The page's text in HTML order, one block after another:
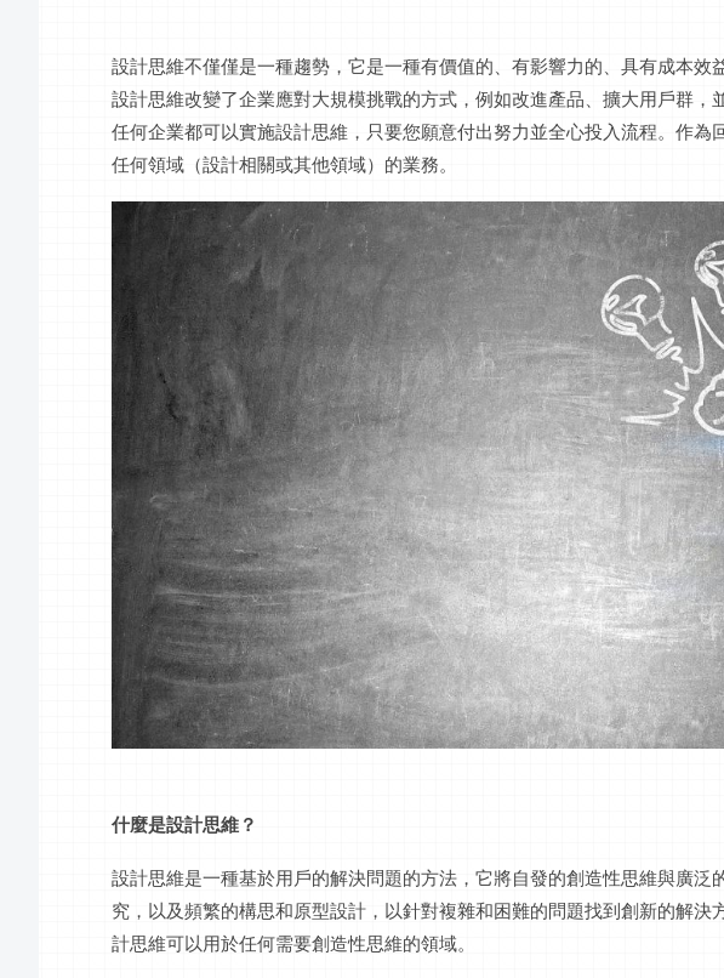
設計思維不僅僅是一種趨勢，它是一種有價值的、有影響力的、具有成本效
設計思維改變了企業應對大規模挑戰的方式，例如改進產品、擴大用戶群，
任何企業都可以實施設計思維，只要您願意付出努力並全心投入流程。作為
任何領域（設計相關或其他領域）的業務。
什麼是設計思維？
設計思維是一種基於用戶的解決問題的方法，它將自發的創造性思維與廣泛
究，以及頻繁的構思和原型設計，以針對複雜和困難的問題找到創新的解決
計思維可以用於任何需要創造性思維的領域。